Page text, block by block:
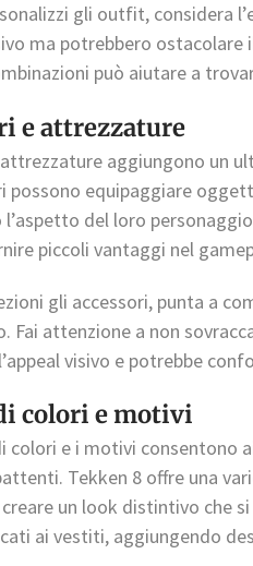
gli outfit, considera
ma potrebbero
può aiutare a
e attrezzature
aggiungono un
possono equipaggiare
del loro
piccoli vantaggi nel
gli accessori, punta a
Fai attenzione a non
visivo e potrebbe
colori e motivi
colori e i motivi consentono
Tekken 8 offre una
un look distintivo che
ai vestiti, aggiungendo